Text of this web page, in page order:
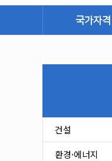
국가자격
전기/화학
식품가공
건설
환경·에너지